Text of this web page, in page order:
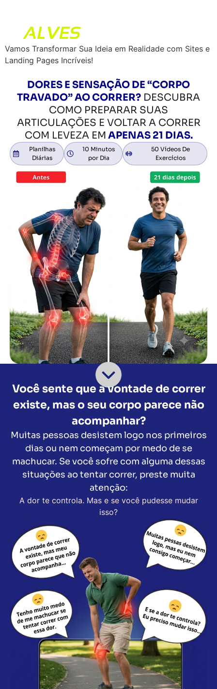
Vamos Transformar Sua Ideia em Realidade com Sites e
Landing Pages Incríveis!
DORES E SENSAÇÃO DE “CORPO
TRAVADO” AO CORRER? DESCUBRA
COMO PREPARAR SUAS
ARTICULAÇÕES E VOLTAR A CORRER
COM LEVEZA EM APENAS 21 DIAS.
Planilhas
Diárias
10 Minutos
por Dia
50 Vídeos De
Exercícios
Você sente que a vontade de correr
existe, mas o seu corpo parece não
acompanhar?
Muitas pessoas desistem logo nos primeiros
dias ou nem começam por medo de se
machucar. Se você sofre com alguma dessas
situações ao tentar correr, preste muita
atenção:
A dor te controla. Mas e se você pudesse mudar
isso?